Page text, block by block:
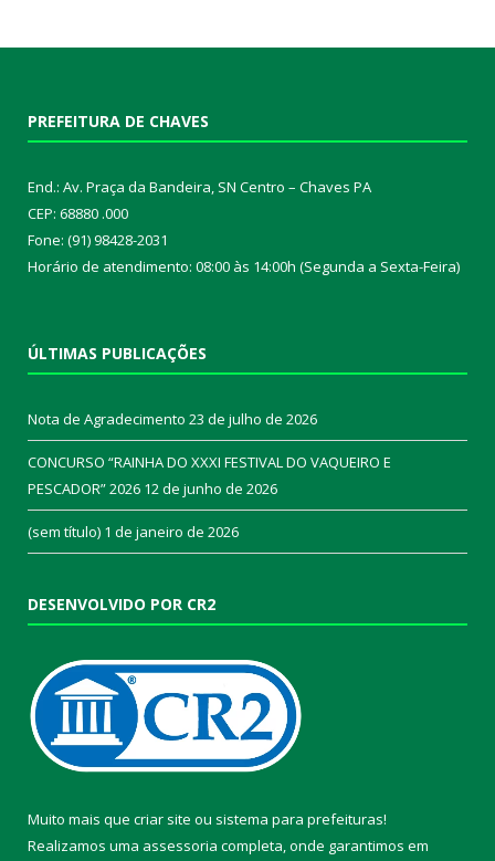
PREFEITURA DE CHAVES
End.: Av. Praça da Bandeira, SN Centro – Chaves PA
CEP: 68880 .000
Fone: (91) 98428-2031
Horário de atendimento: 08:00 às 14:00h (Segunda a Sexta-Feira)
ÚLTIMAS PUBLICAÇÕES
Nota de Agradecimento 23 de julho de 2026
CONCURSO “RAINHA DO XXXI FESTIVAL DO VAQUEIRO E
PESCADOR” 2026 12 de junho de 2026
(sem título) 1 de janeiro de 2026
DESENVOLVIDO POR CR2
Muito mais que criar site ou sistema para prefeituras!
Realizamos uma assessoria completa, onde garantimos em